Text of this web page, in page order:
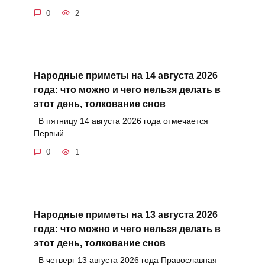
0 2
Народные приметы на 14 августа 2026
года: что можно и чего нельзя делать в
этот день, толкование снов
В пятницу 14 августа 2026 года отмечается
Первый
0 1
Народные приметы на 13 августа 2026
года: что можно и чего нельзя делать в
этот день, толкование снов
В четверг 13 августа 2026 года Православная